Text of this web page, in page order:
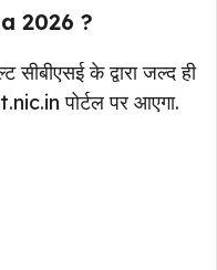
2026 ?
सीबीएसई के द्वारा जल्द ही
पोर्टल पर आएगा.